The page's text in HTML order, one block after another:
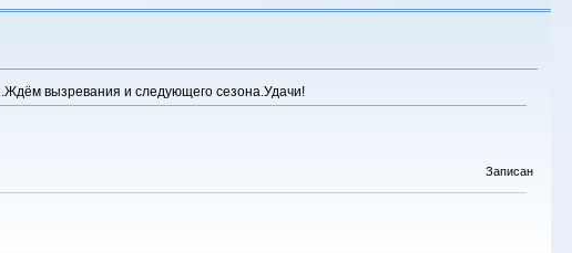
вызревания и следующего сезона.Удачи!
Записан